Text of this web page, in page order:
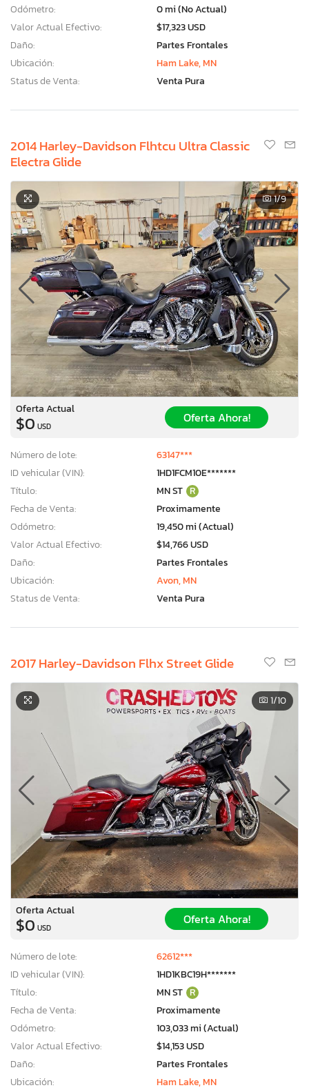
Odómetro:
0 mi (No Actual)
Valor Actual Efectivo:
$17,323 USD
Daño:
Partes Frontales
Ubicación:
Ham Lake, MN
Status de Venta:
Venta Pura
2014 Harley-Davidson Flhtcu Ultra Classic
Electra Glide
1/9
Oferta Actual
$0 USD
Oferta Ahora!
Número de lote:
63147***
ID vehicular (VIN):
1HD1FCM10E*******
Título:
MN ST R
Fecha de Venta:
Proximamente
Odómetro:
19,450 mi (Actual)
Valor Actual Efectivo:
$14,766 USD
Daño:
Partes Frontales
Ubicación:
Avon, MN
Status de Venta:
Venta Pura
2017 Harley-Davidson Flhx Street Glide
1/10
Oferta Actual
$0 USD
Oferta Ahora!
Número de lote:
62612***
ID vehicular (VIN):
1HD1KBC19H*******
Título:
MN ST R
Fecha de Venta:
Proximamente
Odómetro:
103,033 mi (Actual)
Valor Actual Efectivo:
$14,153 USD
Daño:
Partes Frontales
Ubicación:
Ham Lake, MN